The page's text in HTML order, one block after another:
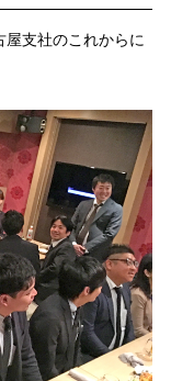
支社のこれからに